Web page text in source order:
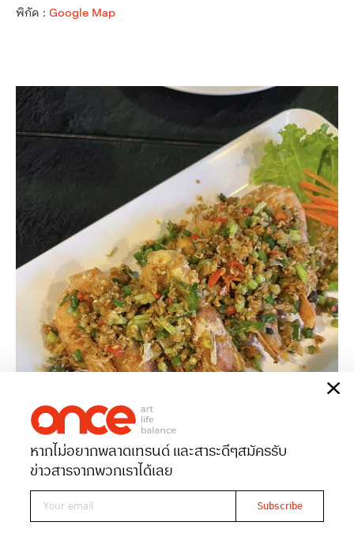
พิกัด : Google Map
หากไม่อยากพลาดเทรนด์ และสาระดีๆสมัครรับ
ข่าวสารจากพวกเราได้เลย